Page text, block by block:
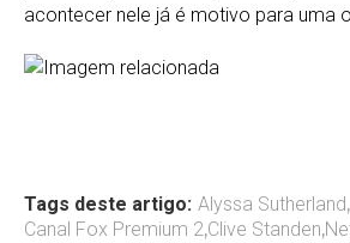
acontecer nele já é motivo para uma
Tags deste artigo: Alyssa Sutherland,
Canal Fox Premium 2,Clive Standen,